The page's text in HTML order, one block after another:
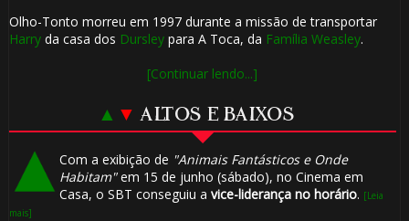
Olho-Tonto morreu em 1997 durante a missão de transportar
Harryda casa dos Dursleypara A Toca, da Família Weasley.
[Continuar lendo...]
▲ ▼ ALTOS E BAIXOS
Com a exibição de "Animais Fantásticos e Onde
Habitam"em 15 de junho (sábado), no Cinema em
Casa, o SBT conseguiu a vice-liderança no horário. [Leia
mais]